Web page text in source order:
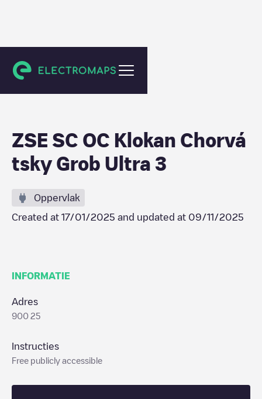
Chorvátsky Grob
ZSE SC OC Klokan Chorvá
tsky Grob Ultra 3
Oppervlak
Created at 17/01/2025 and updated at 09/11/2025
INFORMATIE
Adres
900 25
Instructies
Free publicly accessible